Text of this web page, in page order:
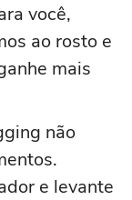
você,
ao rosto e
mais
não
e levante